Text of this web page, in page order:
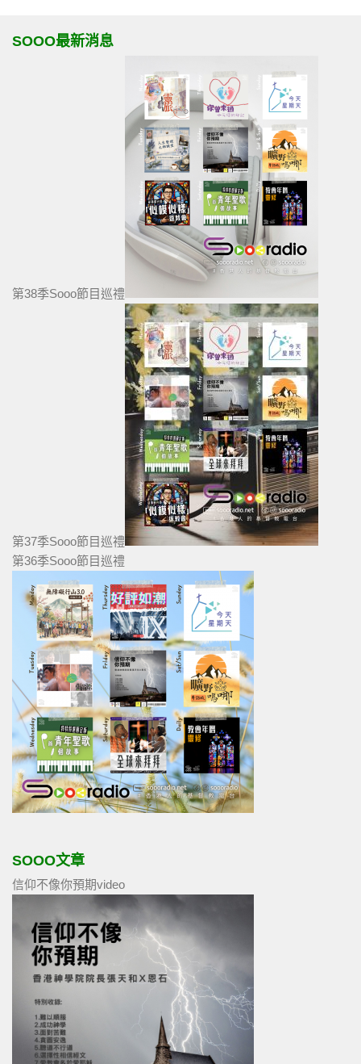
SOOO最新消息
第38季Sooo節目巡禮
第37季Sooo節目巡禮
第36季Sooo節目巡禮
SOOO文章
信仰不像你預期video